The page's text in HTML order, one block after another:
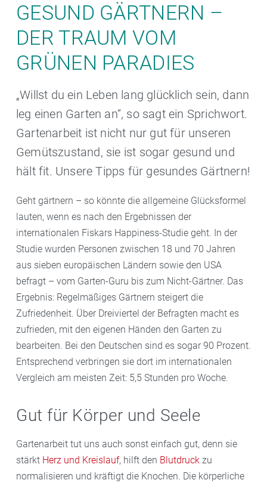
GESUND GÄRTNERN –
DER TRAUM VOM
GRÜNEN PARADIES
„Willst du ein Leben lang glücklich sein, dann
leg einen Garten an“, so sagt ein Sprichwort.
Gartenarbeit ist nicht nur gut für unseren
Gemütszustand, sie ist sogar gesund und
hält fit. Unsere Tipps für gesundes Gärtnern!
Geht gärtnern – so könnte die allgemeine Glücksformel
lauten, wenn es nach den Ergebnissen der
internationalen Fiskars Happiness-Studie geht. In der
Studie wurden Personen zwischen 18 und 70 Jahren
aus sieben europäischen Ländern sowie den USA
befragt – vom Garten-Guru bis zum Nicht-Gärtner. Das
Ergebnis: Regelmäßiges Gärtnern steigert die
Zufriedenheit. Über Dreiviertel der Befragten macht es
zufrieden, mit den eigenen Händen den Garten zu
bearbeiten. Bei den Deutschen sind es sogar 90 Prozent.
Entsprechend verbringen sie dort im internationalen
Vergleich am meisten Zeit: 5,5 Stunden pro Woche.
Gut für Körper und Seele
Gartenarbeit tut uns auch sonst einfach gut, denn sie
stärkt Herz und Kreislauf, hilft den Blutdruck zu
normalisieren und kräftigt die Knochen. Die körperliche